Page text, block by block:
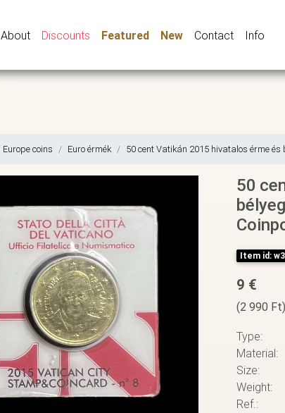
About Discounts Featured New Contact Info
Europe coins Euro érmék 50 cent Vatikán 2015 hivatalos érme és
50
Item id:
9 €
(2 990 Ft)
Type:
Material:
Size:
Weight:
Ref.: